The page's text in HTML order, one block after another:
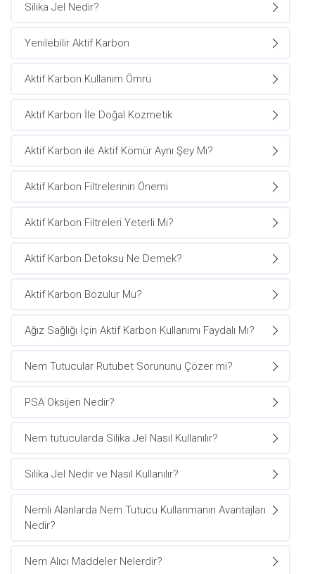
Silika Jel Nedir?
Yenilebilir Aktif Karbon
Aktif Karbon Kullanım Ömrü
Aktif Karbon İle Doğal Kozmetik
Aktif Karbon ile Aktif Kömür Aynı Şey Mi?
Aktif Karbon Filtrelerinin Önemi
Aktif Karbon Filtreleri Yeterli Mi?
Aktif Karbon Detoksu Ne Demek?
Aktif Karbon Bozulur Mu?
Ağız Sağlığı İçin Aktif Karbon Kullanımı Faydalı Mı?
Nem Tutucular Rutubet Sorununu Çözer mi?
PSA Oksijen Nedir?
Nem tutucularda Silika Jel Nasıl Kullanılır?
Silika Jel Nedir ve Nasıl Kullanılır?
Nemli Alanlarda Nem Tutucu Kullanmanın Avantajları
Nedir?
Nem Alıcı Maddeler Nelerdir?